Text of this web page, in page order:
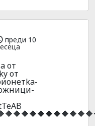
преди 10
oт
oт